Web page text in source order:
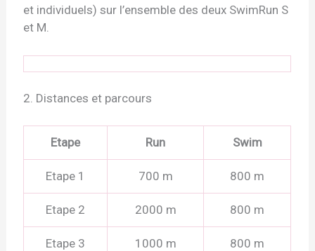
et individuels) sur l’ensemble des deux SwimRun S
et M.
2. Distances et parcours
Etape Run Swim
Etape 1 700 m 800 m
Etape 2 2000 m 800 m
Etape 3 1000 m 800 m